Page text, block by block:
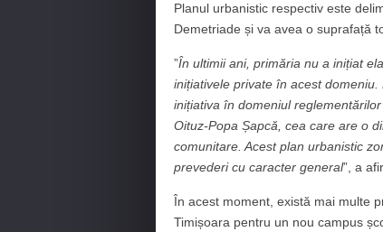
Planul urbanistic respectiv este
Demetriade și va avea o suprafață
”În ultimii ani, primăria nu a inițiat
inițiativele private în acest
inițiativa în domeniul
Oituz-Popa Șapcă, cea care are o
comunitare. Acest plan urbanistic
prevederi cu caracter general”, a
În acest moment, există mai multe
Timișoara pentru un nou campus